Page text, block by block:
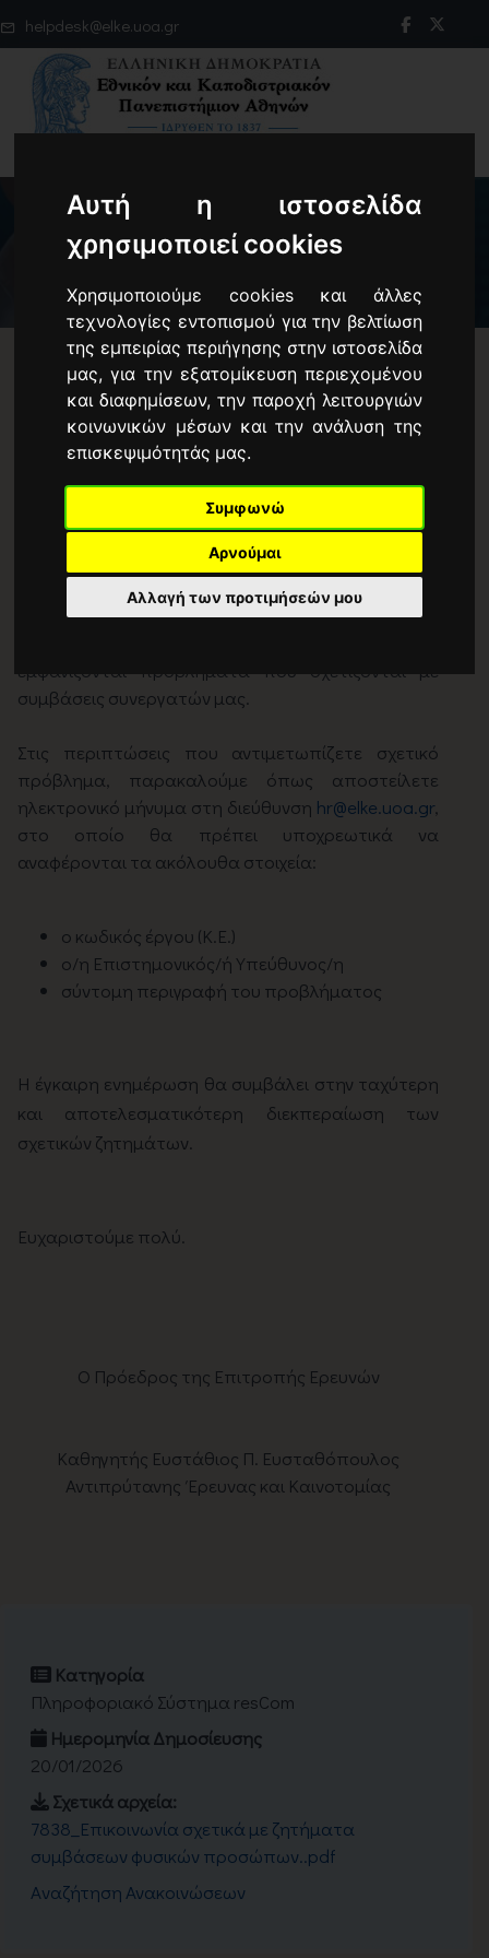
Αυτή η ιστοσελίδα
χρησιμοποιεί cookies
Χρησιμοποιούμε cookies και άλλες
τεχνολογίες εντοπισμού για την βελτίωση
της εμπειρίας περιήγησης στην ιστοσελίδα
μας, για την εξατομίκευση περιεχομένου
και διαφημίσεων, την παροχή λειτουργιών
κοινωνικών μέσων και την ανάλυση της
επισκεψιμότητάς μας.
Συμφωνώ
Αρνούμαι
Αλλαγή των προτιμήσεών μου
helpdesk@elke.uoa.gr
Κατηγορία
Πληροφοριακό Σύστημα resCom
Ημερομηνία Δημοσίευσης
20/01/2026
Σχετικά αρχεία:
7838_Επικοινωνία σχετικά με ζητήματα
συμβάσεων φυσικών προσώπων..pdf
Aναζήτηση Ανακοινώσεων
Επικοινωνία σχετικά με ζητήματα
συμβάσεων φυσικών προσώπων
Αγαπητές και αγαπητοί συνάδελφοι,
εμφανίζονται προβλήματα που σχετίζονται με
συμβάσεις συνεργατών μας.
Στις περιπτώσεις που αντιμετωπίζετε σχετικό
πρόβλημα, παρακαλούμε όπως αποστείλετε
ηλεκτρονικό μήνυμα στη διεύθυνση hr@elke.uoa.gr,
στο οποίο θα πρέπει υποχρεωτικά να
αναφέρονται τα ακόλουθα στοιχεία:
ο κωδικός έργου (Κ.Ε.)
ο/η Επιστημονικός/ή Υπεύθυνος/η
σύντομη περιγραφή του προβλήματος
Η έγκαιρη ενημέρωση θα συμβάλει στην ταχύτερη
και αποτελεσματικότερη διεκπεραίωση των
σχετικών ζητημάτων.
Ευχαριστούμε πολύ.
Ο Πρόεδρος της Επιτροπής Ερευνών
Καθηγητής Ευστάθιος Π. Ευσταθόπουλος
Αντιπρύτανης Έρευνας και Καινοτομίας